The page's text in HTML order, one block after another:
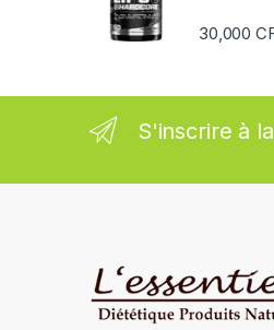
l
30,000
S'inscrire à